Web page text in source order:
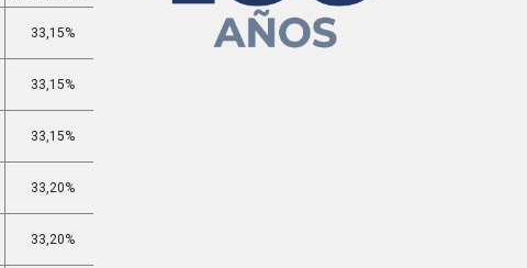
33,15%
33,15%
33,15%
33,20%
33,20%